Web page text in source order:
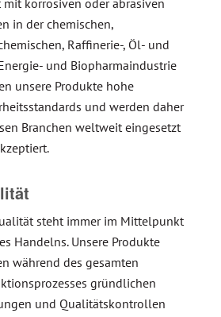
mit korrosiven oder abrasiven
in der chemischen,
Raffinerie-, Öl- und
und Biopharmaindustrie
unsere Produkte hohe
und werden daher
Branchen weltweit eingesetzt
steht immer im Mittelpunkt
Handelns. Unsere Produkte
während des gesamten
gründlichen
und Qualitätskontrollen